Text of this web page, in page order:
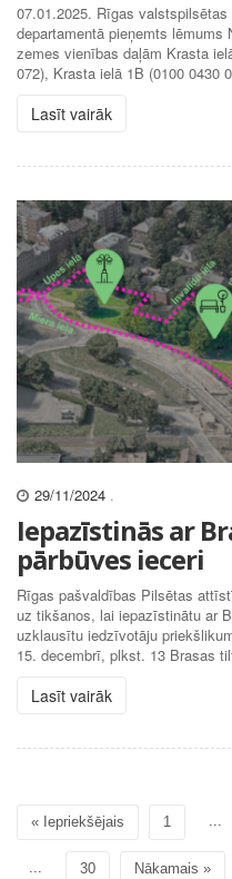
07.01.2025. Rīgas
departamentā pieņemts lēmums
zemes vienības daļām Krasta
072), Krasta ielā 1B (0100 0430
Lasīt vairāk
29/11/2024 .
Iepazīstinās ar
pārbūves ieceri
Rīgas pašvaldības Pilsētas
uz tikšanos, lai iepazīstinātu ar
uzklausītu iedzīvotāju
15. decembrī, plkst. 13 Brasas
Lasīt vairāk
« Iepriekšējais 1 ...
... 30 Nākamais »